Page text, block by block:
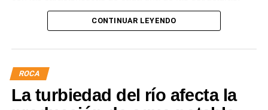
La obra incluye la demolición de losas deterioradas, la
requieren, la ejecución de un nuevo revestimiento de
hormigón reforzado con malla de acero y el sellado de
juntas para mejorar la durabilidad de la infraestructura.
Desde el DPA destacaron que esta intervención forma
CONTINUAR LEYENDO
ROCA
La turbiedad del río afecta la